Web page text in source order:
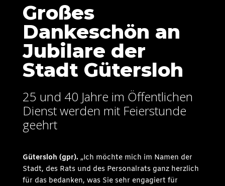
Großes
Dankeschön an
Jubilare der
Stadt Gütersloh
25 und 40 Jahre im Öffentlichen
Dienst werden mit Feierstunde
geehrt
Gütersloh (gpr). „Ich möchte mich im Namen der
Stadt, des Rats und des Personalrats ganz herzlich
für das bedanken, was Sie sehr engagiert für